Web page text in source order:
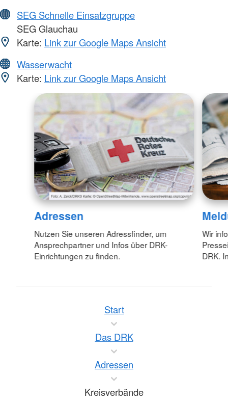
SEG Schnelle Einsatzgruppe
SEG Glauchau
Karte: Link zur Google Maps Ansicht
Wasserwacht
Karte: Link zur Google Maps Ansicht
Adressen
Nutzen Sie unseren Adressfinder, um
Ansprechpartner und Infos über DRK-
Einrichtungen zu finden.
Wir
DRK.
Start
Das DRK
Adressen
Kreisverbände